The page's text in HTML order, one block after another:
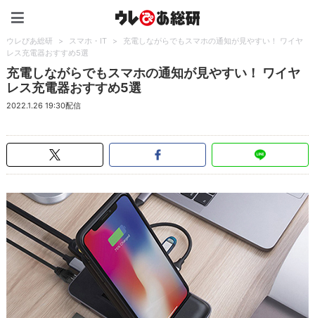
ウレぴあ総研 > スマホ・IT >
充電しながらでもスマホの通知が見やすい！ ワイヤ
レス充電器おすすめ5選
充電しながらでもスマホの通知が見やすい！ ワイヤ
レス充電器おすすめ5選
2022.1.26 19:30配信